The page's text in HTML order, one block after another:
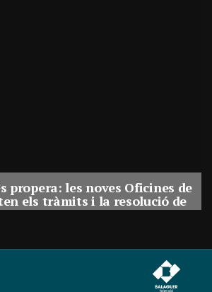
augmentar les zones verdes
de Balaguer a l’augment de
calor